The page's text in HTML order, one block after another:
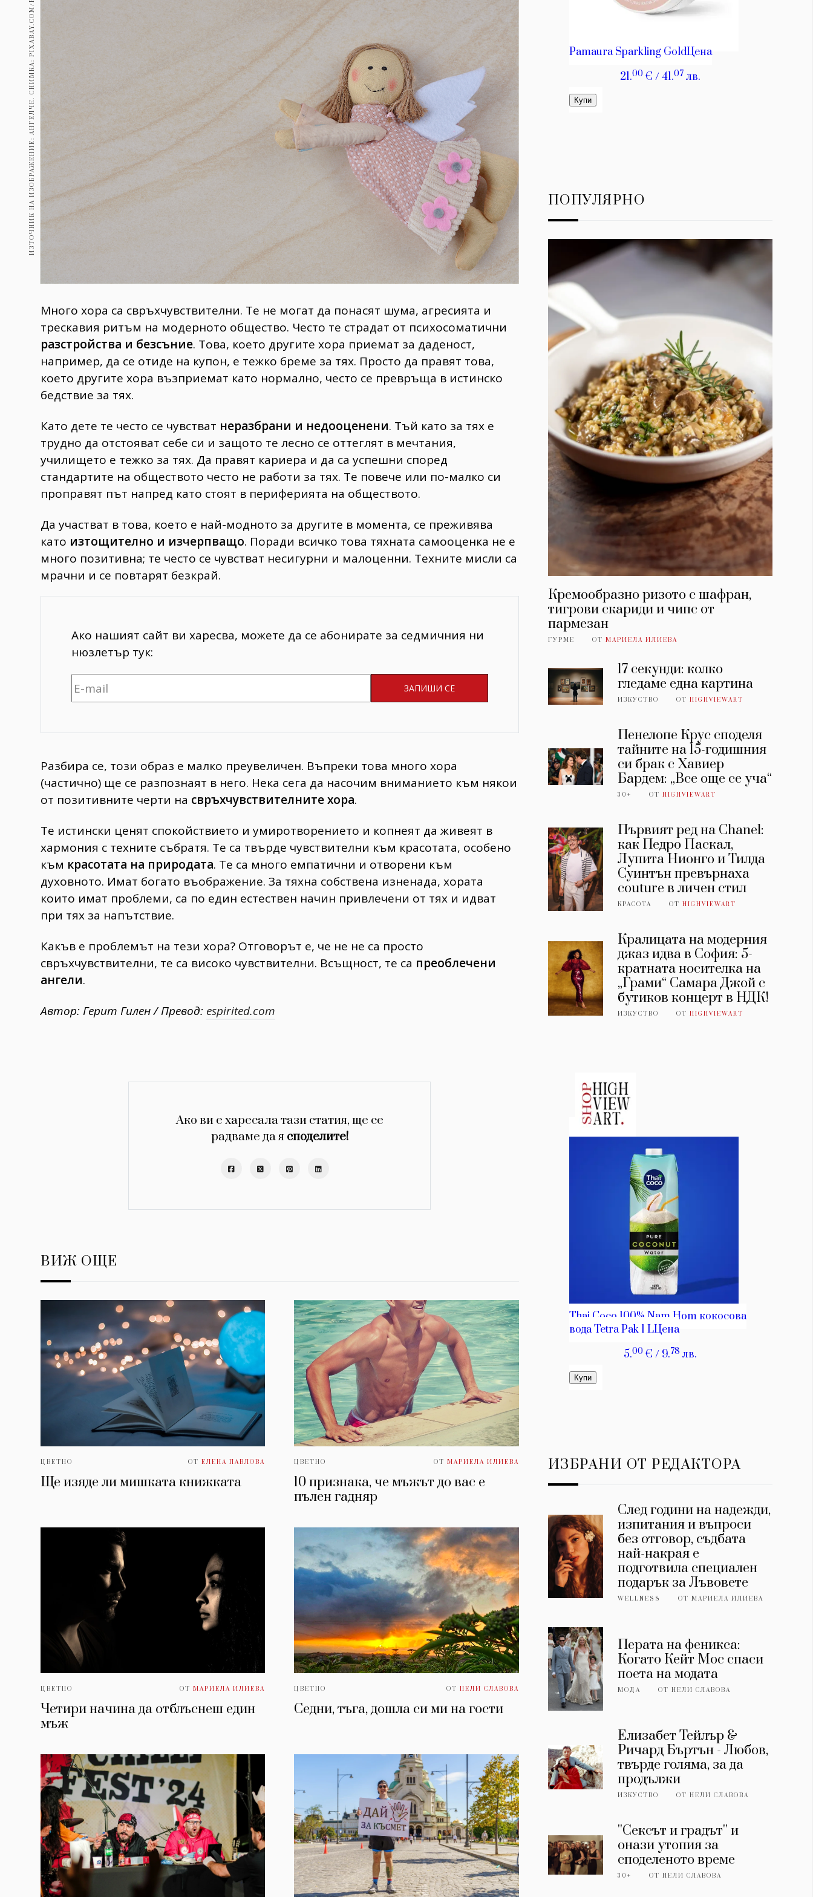
Пътувай
237
Здраве
Gentlemen
382
Wellness 1816
ПОСЛЕДВАЙТЕ
НИ
ИЗТОЧНИК НА ИЗОБРАЖЕНИЕ: АНГЕЛЧЕ. СНИМКА: PIXABAY.COM/PEZIBEAR
Много хора са свръхчувствителни. Те не могат да понасят шума, агресията и
трескавия ритъм на модерното общество. Често те страдат от психосоматични
разстройства и безсъние. Това, което другите хора приемат за даденост,
например, да се отиде на купон, е тежко бреме за тях. Просто да правят това,
което другите хора възприемат като нормално, често се превръща в истинско
бедствие за тях.
Като дете те често се чувстват неразбрани и недооценени. Тъй като за тях е
трудно да отстояват себе си и защото те лесно се оттеглят в мечтания,
училището е тежко за тях. Да правят кариера и да са успешни според
стандартите на обществото често не работи за тях. Те повече или по-малко си
проправят път напред като стоят в периферията на обществото.
Да участват в това, което е най-модното за другите в момента, се преживява
като изтощително и изчерпващо. Поради всичко това тяхната самооценка не е
много позитивна; те често се чувстват несигурни и малоценни. Техните мисли са
мрачни и се повтарят безкрай.
Ако нашият сайт ви харесва, можете да се абонирате за седмичния ни
нюзлетър тук:
Разбира се, този образ е малко преувеличен. Въпреки това много хора
(частично) ще се разпознаят в него. Нека сега да насочим вниманието към някои
от позитивните черти на свръхчувствителните хора.
Те истински ценят спокойствието и умиротворението и копнеят да живеят в
хармония с техните събратя. Те са твърде чувствителни към красотата, особено
към красотата на природата. Те са много емпатични и отворени към
духовното. Имат богато въображение. За тяхна собствена изненада, хората
които имат проблеми, са по един естествен начин привлечени от тях и идват
при тях за напътствие.
Какъв е проблемът на тези хора? Отговорът е, че не не са просто
свръхчувствителни, те са високо чувствителни. Всъщност, те са преоблечени
ангели.
Автор: Герит Гилен / Превод: espirited.com
Ако ви е харесала тази статия, ще се
радваме да я споделите!
ВИЖ ОЩЕ
ЦВЕТНО ОТЕЛЕНА ПАВЛОВА
Ще изяде ли мишката книжката
ЦВЕТНО ОТ МАРИЕЛА ИЛИЕВА
10 признака, че мъжът до вас е
пълен гадняр
ЦВЕТНО ОТМАРИЕЛА ИЛИЕВА
Четири начина да отблъснеш един
мъж
ЦВЕТНО ОТ НЕЛИ СЛАВОВА
Седни, тъга, дошла си ми на гости
ПОПУЛЯРНО
Кремообразно ризото с шафран,
тигрови скариди и чипс от
пармезан
ГУРМЕ ОТ МАРИЕЛА ИЛИЕВА
17 секунди: колко
гледаме една картина
ИЗКУСТВО ОТHIGHVIEWART
Пенелопе Крус споделя
тайните на 15-годишния
си брак с Хавиер
Бардем: „Все още се уча“
30+ ОТHIGHVIEWART
Първият ред на Chanel:
как Педро Паскал,
Лупита Нионго и Тилда
Суинтън превърнаха
couture в личен стил
КРАСОТА ОТHIGHVIEWART
Кралицата на модерния
джаз идва в София: 5-
кратната носителка на
„Грами“ Самара Джой с
бутиков концерт в НДК!
ИЗКУСТВО ОТHIGHVIEWART
ИЗБРАНИ ОТ РЕДАКТОРА
След години на надежди,
изпитания и въпроси
без отговор, съдбата
най-накрая е
подготвила специален
подарък за Лъвовете
WELLNESS ОТМАРИЕЛА ИЛИЕВА
Перата на феникса:
Когато Кейт Мос спаси
поета на модата
МОДА ОТНЕЛИ СЛАВОВА
Елизабет Тейлър &
Ричард Бъртън - Любов,
твърде голяма, за да
продължи
ИЗКУСТВО ОТНЕЛИ СЛАВОВА
''Сексът и градът'' и
онази утопия за
споделеното време
30+ ОТНЕЛИ СЛАВОВА